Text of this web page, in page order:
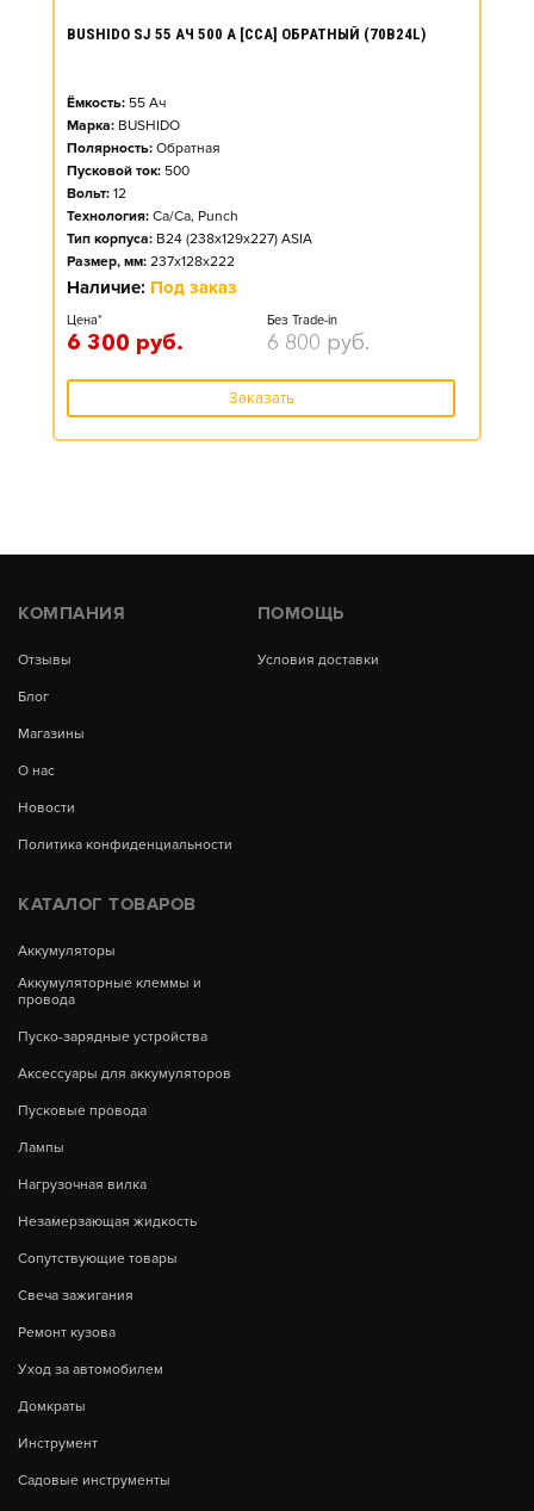
BUSHIDO SJ 55 АЧ 500 А [CCA] ОБРАТНЫЙ (70B24L)
Ёмкость: 55 Ач
Марка: BUSHIDO
Полярность: Обратная
Пусковой ток: 500
Вольт: 12
Технология: Ca/Ca, Punch
Тип корпуса: B24 (238x129x227) ASIA
Размер, мм: 237x128x222
Наличие: Под заказ
Цена*
6 300 руб.
Без Trade-in
6 800 руб.
Заказать
КОМПАНИЯ
Отзывы
Блог
Магазины
О нас
Новости
Политика конфиденциальности
ПОМОЩЬ
Условия доставки
КАТАЛОГ ТОВАРОВ
Аккумуляторы
Аккумуляторные клеммы и
провода
Пуско-зарядные устройства
Аксессуары для аккумуляторов
Пусковые провода
Лампы
Нагрузочная вилка
Незамерзающая жидкость
Сопутствующие товары
Свеча зажигания
Ремонт кузова
Уход за автомобилем
Домкраты
Инструмент
Садовые инструменты